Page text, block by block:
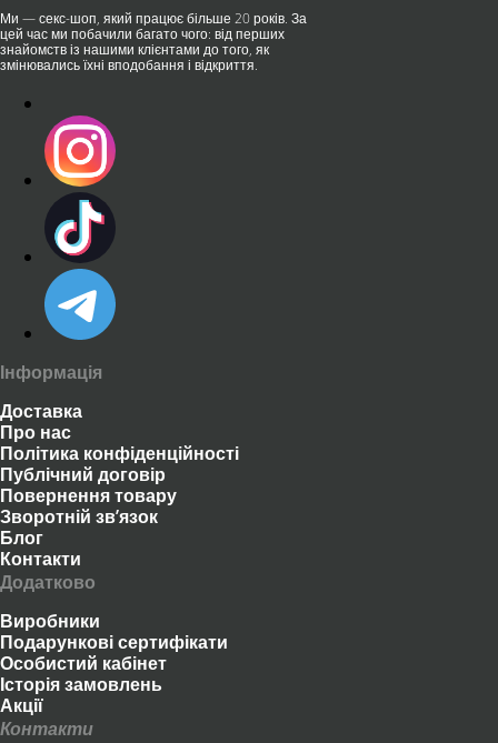
Ми — секс-шоп, який працює більше 20 років. За
цей час ми побачили багато чого: від перших
знайомств із нашими клієнтами до того, як
змінювались їхні вподобання і відкриття.
Інформація
Доставка
Про нас
Політика конфіденційності
Публічний договір
Повернення товару
Зворотній зв’язок
Блог
Контакти
Додатково
Виробники
Подарункові сертифікати
Особистий кабінет
Історія замовлень
Акції
Контакти